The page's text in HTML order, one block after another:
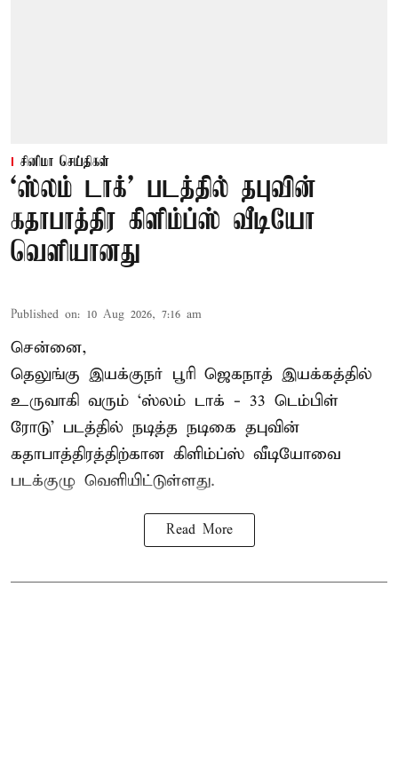
சினிமா செய்திகள்
‘ஸ்லம் டாக்’ படத்தில் தபுவின்
கதாபாத்திர கிளிம்ப்ஸ் வீடியோ
வெளியானது
Published on: 10 Aug 2026, 7:16 am
சென்னை,
தெலுங்கு இயக்குநர் பூரி ஜெகநாத் இயக்கத்தில்
உருவாகி வரும் ‘ஸ்லம் டாக் - 33 டெம்பிள்
ரோடு’ படத்தில் நடித்த நடிகை தபுவின்
கதாபாத்திரத்திற்கான கிளிம்ப்ஸ் வீடியோவை
படக்குழு வெளியிட்டுள்ளது.
Read More